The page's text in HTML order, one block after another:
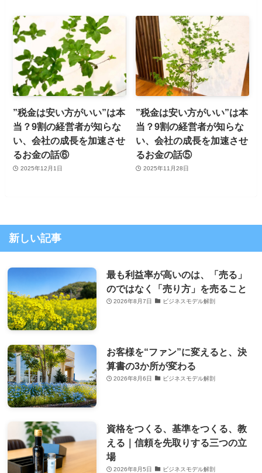
”税金は安い方がいい”は本
当？9割の経営者が知らな
い、会社の成長を加速させ
るお金の話⑥
2025年12月1日
”税金は安い方がいい”は本
当？9割の経営者が知らな
い、会社の成長を加速させ
るお金の話⑤
2025年11月28日
新しい記事
最も利益率が高いのは、「売る」
のではなく「売り方」を売ること
2026年8月7日 ビジネスモデル解剖
お客様を“ファン”に変えると、決
算書の3か所が変わる
2026年8月6日 ビジネスモデル解剖
資格をつくる、基準をつくる、教
える｜信頼を先取りする三つの立
場
2026年8月5日 ビジネスモデル解剖